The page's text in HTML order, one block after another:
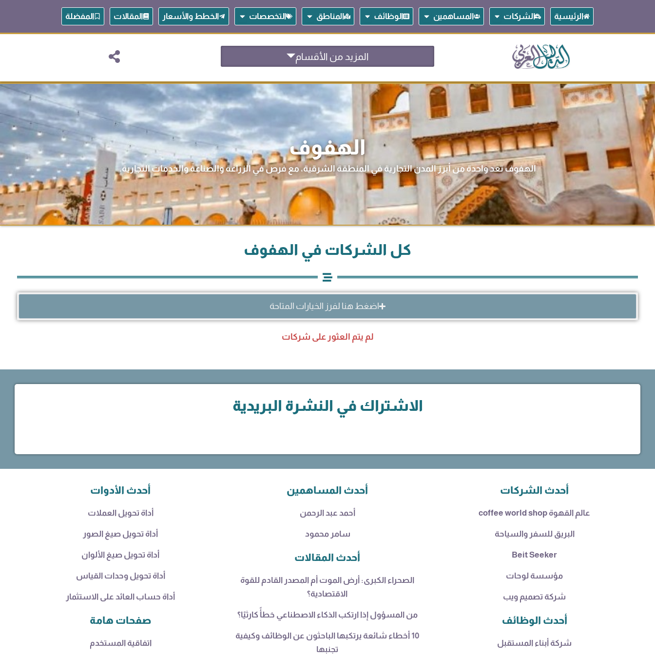
المحتوى
الرئيسية الشركات Open الشركات المساهمين Open المساهمين الوظائف Open الوظائف المناطق Open المناطق التخصصات Open التخصصات الخطط والأسعار المقالات المفضلة
المزيد من الأقسام
الهفوف
الهفوف تعد واحدة من أبرز المدن التجارية في المنطقة الشرقية، مع فرص في الزراعة والصناعة والخدمات التجارية.
كل الشركات في الهفوف
اضغط هنا لفرز الخيارات المتاحة
لم يتم العثور على شركات
الاشتراك في النشرة البريدية
أحدث الشركات
عالم القهوة coffee world shop
البريق للسفر والسياحة
Beit Seeker
مؤسسة لوحات
شركة تصميم ويب
أحدث الوظائف
شركة أبناء المستقبل
أحدث المساهمين
أحمد عبد الرحمن
سامر محمود
أحدث المقالات
الصحراء الكبرى: أرض الموت أم المصدر القادم للقوة
الاقتصادية؟
من المسؤول إذا ارتكب الذكاء الاصطناعي خطأً كارثيًا؟
10 أخطاء شائعة يرتكبها الباحثون عن الوظائف وكيفية
تجنبها
أحدث الأدوات
أداة تحويل العملات
أداة تحويل صيغ الصور
أداة تحويل صيغ الألوان
أداة تحويل وحدات القياس
أداة حساب العائد على الاستثمار
صفحات هامة
اتفاقية المستخدم